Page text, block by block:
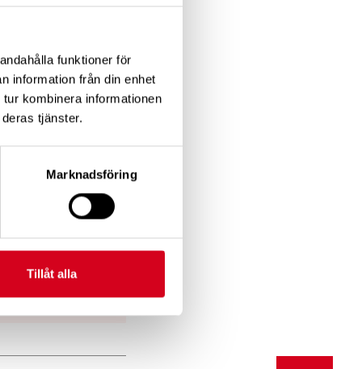
funktioner för
information från din enhet
kombinera informationen
tjänster.
Marknadsföring
Tillåt alla